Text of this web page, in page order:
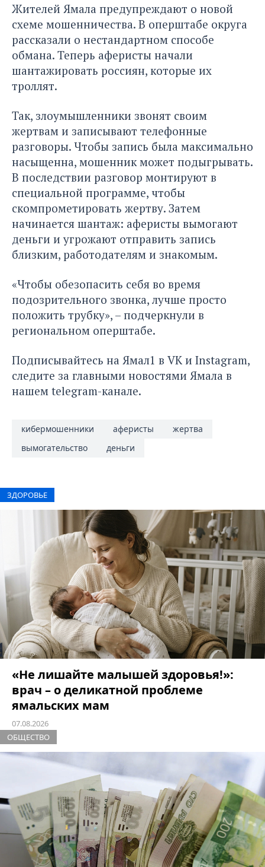
Жителей Ямала предупреждают о новой
схеме мошенничества. В оперштабе округа
рассказали о нестандартном способе
обмана. Теперь аферисты начали
шантажировать россиян, которые их
троллят.
Так, злоумышленники звонят своим
жертвам и записывают телефонные
разговоры. Чтобы запись была максимально
насыщенна, мошенник может подыгрывать.
В последствии разговор монтируют в
специальной программе, чтобы
скомпрометировать жертву. Затем
начинается шантаж: аферисты вымогают
деньги и угрожают отправить запись
близким, работодателям и знакомым.
«Чтобы обезопасить себя во время
подозрительного звонка, лучше просто
положить трубку», – подчеркнули в
региональном оперштабе.
Подписывайтесь на Ямал1 в VK и Instagram,
следите за главными новостями Ямала в
нашем telegram-канале.
кибермошенники аферисты
жертва
вымогательство
деньги
ЗДОРОВЬЕ
«Не лишайте малышей здоровья!»:
врач – о деликатной проблеме
ямальских мам
07.08.2026
ОБЩЕСТВО